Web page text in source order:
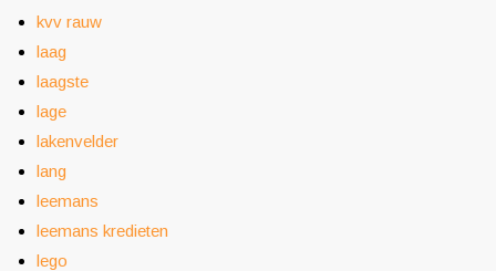
kvv rauw
laag
laagste
lage
lakenvelder
lang
leemans
leemans kredieten
lego